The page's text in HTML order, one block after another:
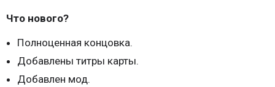
Что нового?
Полноценная концовка.
Добавлены титры карты.
Добавлен мод.